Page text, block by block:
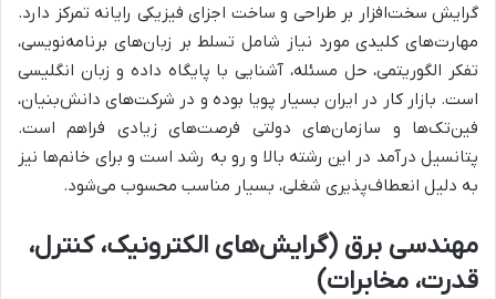
گرایش سخت‌افزار بر طراحی و ساخت اجزای فیزیکی رایانه تمرکز دارد.
مهارت‌های کلیدی مورد نیاز شامل تسلط بر زبان‌های برنامه‌نویسی،
تفکر الگوریتمی، حل مسئله، آشنایی با پایگاه داده و زبان انگلیسی
است. بازار کار در ایران بسیار پویا بوده و در شرکت‌های دانش‌بنیان،
فین‌تک‌ها و سازمان‌های دولتی فرصت‌های زیادی فراهم است.
پتانسیل درآمد در این رشته بالا و رو به رشد است و برای خانم‌ها نیز
به دلیل انعطاف‌پذیری شغلی، بسیار مناسب محسوب می‌شود.
مهندسی برق (گرایش‌های الکترونیک، کنترل،
قدرت، مخابرات)